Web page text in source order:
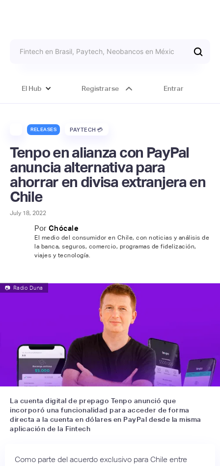
El Hub Registrarse Entrar
RELEASES PAYTECH 💳
Tenpo en alianza con PayPal
anuncia alternativa para
ahorrar en divisa extranjera en
Chile
July 18, 2022
Por Chócale
El medio del consumidor en Chile, con noticias y análisis de
la banca, seguros, comercio, programas de fidelización,
viajes y tecnología.
📷 Radio Duna
La cuenta digital de prepago Tenpo anunció que
incorporó una funcionalidad para acceder de forma
directa a la cuenta en dólares en PayPal desde la misma
aplicación de la Fintech
Como parte del acuerdo exclusivo para Chile entre